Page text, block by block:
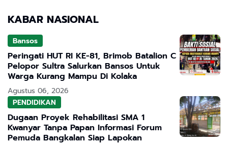
KABAR NASIONAL
Bansos
Peringati HUT RI KE-81, Brimob Batalion C
Pelopor Sultra Salurkan Bansos Untuk
Warga Kurang Mampu Di Kolaka
Agustus 06, 2026
PENDIDIKAN
Dugaan Proyek Rehabilitasi SMA 1
Kwanyar Tanpa Papan Informasi Forum
Pemuda Bangkalan Siap Lapokan